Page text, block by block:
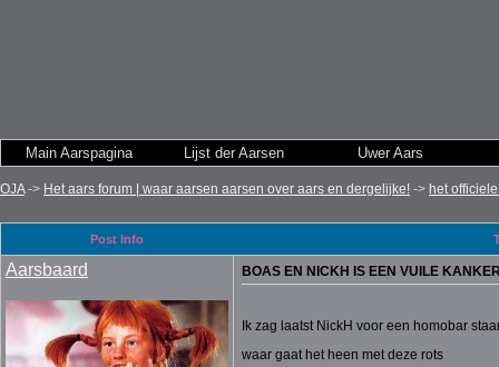
Main Aarspagina Lijst der Aarsen Uwer Aars
OJA-> Het aars forum | waar aarsen aarsen over aars en dergelijke! -> het
Post Info
Aarsbaard BOAS EN NICKH IS EEN VUILE
Ik zag laatst NickH voor een homobar
waar gaat het heen met deze rots